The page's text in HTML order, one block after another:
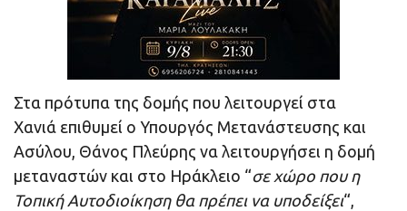
Στα πρότυπα της δομής που λειτουργεί στα
Χανιά επιθυμεί ο Υπουργός Μετανάστευσης και
Ασύλου, Θάνος Πλεύρης να λειτουργήσει η δομή
μεταναστών και στο Ηράκλειο “σε χώρο που η
Τοπική Αυτοδιοίκηση θα πρέπει να υποδείξει“,